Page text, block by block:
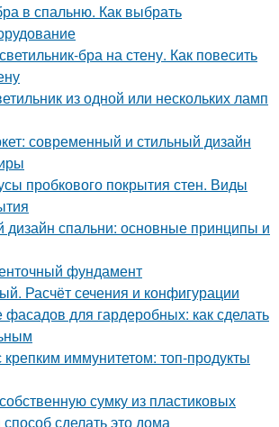
в спальню. Как выбрать
бра на стену. Как повесить
из одной или нескольких ламп
современный и стильный дизайн
пробкового покрытия стен. Виды
спальни: основные принципы и
фундамент
Расчёт сечения и конфигурации
фасадов для гардеробных: как сделать
крепким иммунитетом: топ-продукты
сумку из пластиковых
сделать это дома